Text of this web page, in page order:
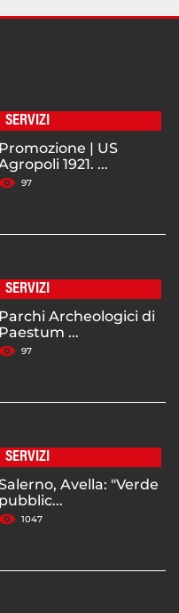
SERVIZI
Promozione | US
1921. ...
97
SERVIZI
Parchi Archeologici di
Paestum ...
97
SERVIZI
Avella: "Verde
pubblic...
1047